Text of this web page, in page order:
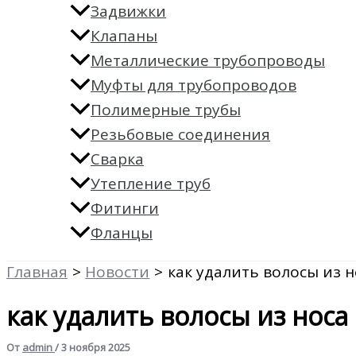
Задвижки
Клапаны
Металлические трубопроводы
Муфты для трубопроводов
Полимерные трубы
Резьбовые соединения
Сварка
Утепление труб
Фитинги
Фланцы
Главная
Новости как удалить волосы из
как удалить волосы из носа
От admin/3 ноября 2025